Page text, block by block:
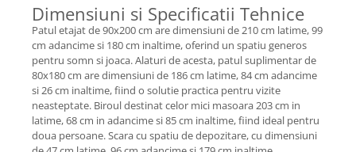
Dimensiuni si Specificatii Tehnice
Patul etajat de 90x200 cm are dimensiuni de 210 cm latime, 99
cm adancime si 180 cm inaltime, oferind un spatiu generos
pentru somn si joaca. Alaturi de acesta, patul suplimentar de
80x180 cm are dimensiuni de 186 cm latime, 84 cm adancime
si 26 cm inaltime, fiind o solutie practica pentru vizite
neasteptate. Biroul destinat celor mici masoara 203 cm in
latime, 68 cm in adancime si 85 cm inaltime, fiind ideal pentru
doua persoane. Scara cu spatiu de depozitare, cu dimensiuni